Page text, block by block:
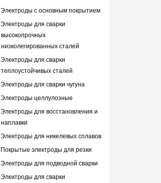
Электроды с основным покрытием
Электроды для сварки
высокопрочных
низколегированных сталей
Электроды для сварки
теплоустойчивых сталей
Электроды для сварки чугуна
Электроды целлулозные
Электроды для восстановления и
наплавки
Электроды для никелевых сплавов
Покрытые электроды для резки
Электроды для подводной сварки
Электроды для сварки